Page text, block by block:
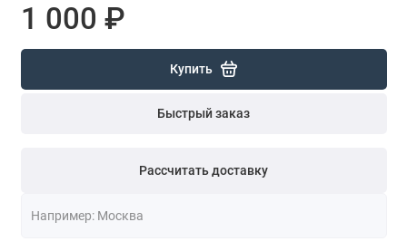
1 000 ₽
Купить
Быстрый заказ
Рассчитать доставку